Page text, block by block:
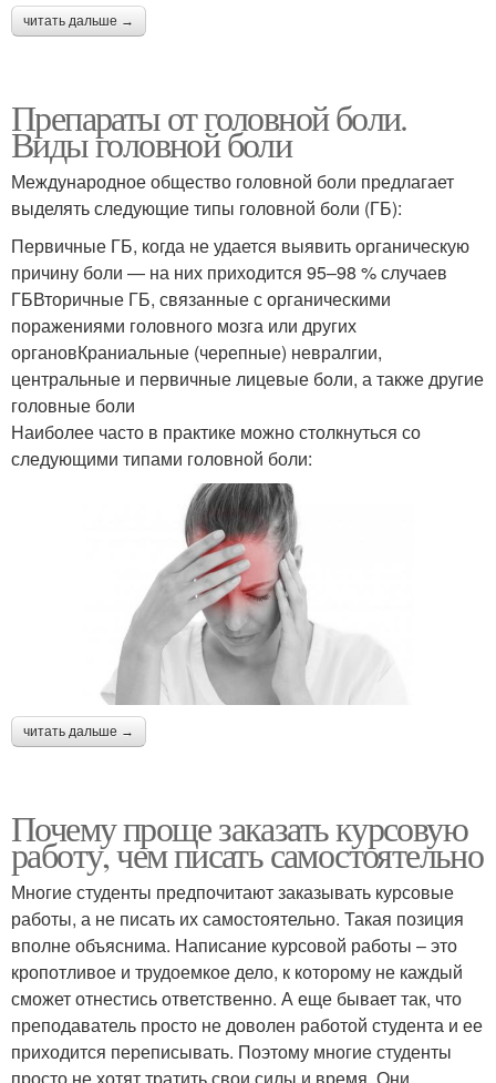
читать дальше →
Препараты от головной боли.
Виды головной боли
Международное общество головной боли предлагает
выделять следующие типы головной боли (ГБ):
Первичные ГБ, когда не удается выявить органическую
причину боли — на них приходится 95–98 % случаев
ГБВторичные ГБ, связанные с органическими
поражениями головного мозга или других
органовКраниальные (черепные) невралгии,
центральные и первичные лицевые боли, а также другие
головные боли
Наиболее часто в практике можно столкнуться со
следующими типами головной боли:
читать дальше →
Почему проще заказать курсовую
работу, чем писать самостоятельно
Многие студенты предпочитают заказывать курсовые
работы, а не писать их самостоятельно. Такая позиция
вполне объяснима. Написание курсовой работы – это
кропотливое и трудоемкое дело, к которому не каждый
сможет отнестись ответственно. А еще бывает так, что
преподаватель просто не доволен работой студента и ее
приходится переписывать. Поэтому многие студенты